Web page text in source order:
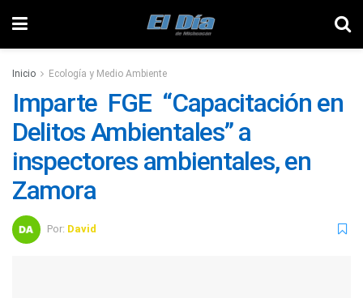
Inicio Ecología y Medio Ambiente
Imparte FGE “Capacitación en
Delitos Ambientales” a
inspectores ambientales, en
Zamora
Por: David